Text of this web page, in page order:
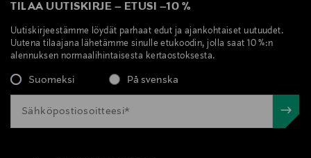
TILAA UUTISKIRJE – ETUSI –10 %
Uutiskirjeestämme löydät parhaat edut ja ajankohtaiset uutuudet.
Uutena tilaajana lähetämme sinulle etukoodin, jolla saat 10 %:n
alennuksen normaalihintaisesta kertaostoksesta.
Suomeksi På svenska